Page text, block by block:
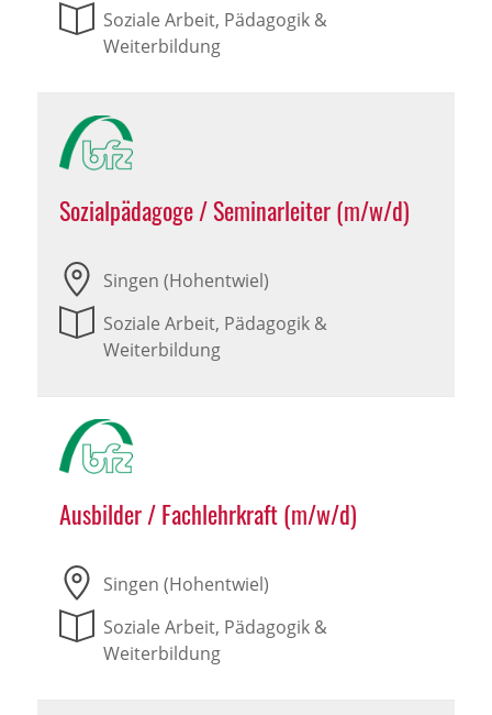
Soziale Arbeit, Pädagogik &
Weiterbildung
Sozialpädagoge / Seminarleiter (m/w/d)
Singen (Hohentwiel)
Soziale Arbeit, Pädagogik &
Weiterbildung
Ausbilder / Fachlehrkraft (m/w/d)
Singen (Hohentwiel)
Soziale Arbeit, Pädagogik &
Weiterbildung